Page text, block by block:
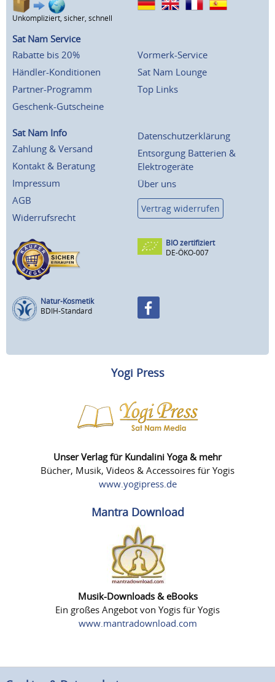
Unkompliziert, sicher, schnell
Sat Nam Service
Rabatte bis 20%
Händler-Konditionen
Partner-Programm
Geschenk-Gutscheine
Vormerk-Service
Sat Nam Lounge
Top Links
Sat Nam Info
Zahlung & Versand
Kontakt & Beratung
Impressum
AGB
Widerrufsrecht
Datenschutzerklärung
Entsorgung Batterien &
Elektrogeräte
Über uns
Vertrag widerrufen
BIO zertifiziert
DE-ÖKO-007
Natur-Kosmetik
BDIH-Standard
Yogi Press
Unser Verlag für Kundalini Yoga & mehr
Bücher, Musik, Videos & Accessoires für Yogis
www.yogipress.de
Mantra Download
Musik-Downloads & eBooks
Ein großes Angebot von Yogis für Yogis
www.mantradownload.com